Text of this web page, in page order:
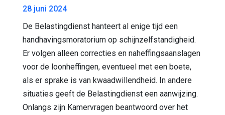
28 juni 2024
De Belastingdienst hanteert al enige tijd een
handhavingsmoratorium op schijnzelfstandigheid.
Er volgen alleen correcties en naheffingsaanslagen
voor de loonheffingen, eventueel met een boete,
als er sprake is van kwaadwillendheid. In andere
situaties geeft de Belastingdienst een aanwijzing.
Onlangs zijn Kamervragen beantwoord over het